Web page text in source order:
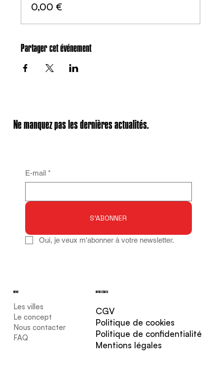
0,00 €
Partager cet événement
Ne manquez pas les dernières actualités.
E-mail *
S'ABONNER
Oui, je veux m'abonner à votre newsletter.
Les villes
Le concept
Nous contacter
FAQ
MENU INFOS LÉGALES
CGV
Politique de cookies
Politique de confidentialité
Mentions légales